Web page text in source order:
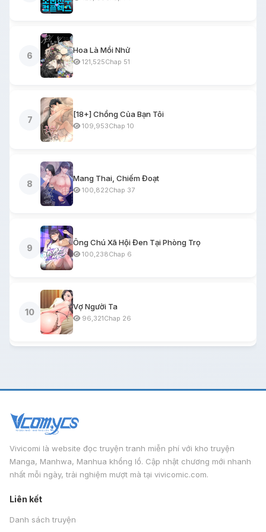
6
Hoa Là Mồi Nhử
121,525Chap 51
7
[18+] Chồng Của Bạn Tôi
109,953Chap 10
8
Mang Thai, Chiếm Đoạt
100,822Chap 37
9
Ông Chú Xã Hội Đen Tại Phòng Trọ
100,238Chap 6
10
Vợ Người Ta
96,321Chap 26
Vivicomi là website đọc truyện tranh miễn phí với kho truyện
Manga, Manhwa, Manhua khổng lồ. Cập nhật chương mới nhanh
nhất mỗi ngày, trải nghiệm mượt mà tại vivicomic.com.
Liên kết
Danh sách truyện